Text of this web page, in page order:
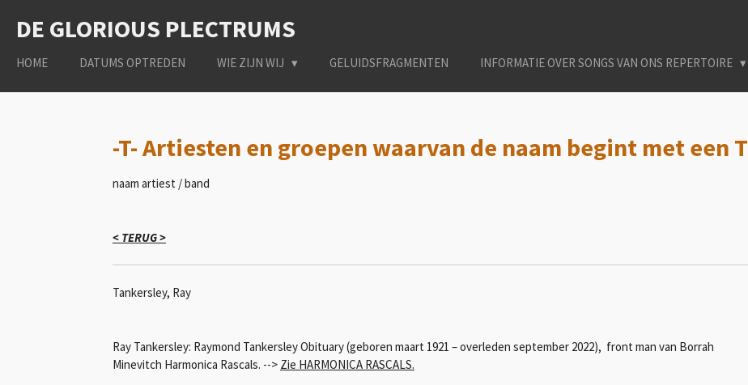
direct
de
DE GLORIOUS PLECTRUMS
HOME DATUMS OPTREDEN WIE ZIJN WIJ GELUIDSFRAGMENTEN INFORMATIE OVER SONGS VAN ONS REPERTOIRE
-T- Artiesten en groepen waarvan de naam begint met een T
naam artiest / band
< TERUG >
Tankersley, Ray
Ray Tankersley: Raymond Tankersley Obituary (geboren maart 1921 – overleden september 2022), front man van Borrah
Minevitch Harmonica Rascals. --> Zie HARMONICA RASCALS.